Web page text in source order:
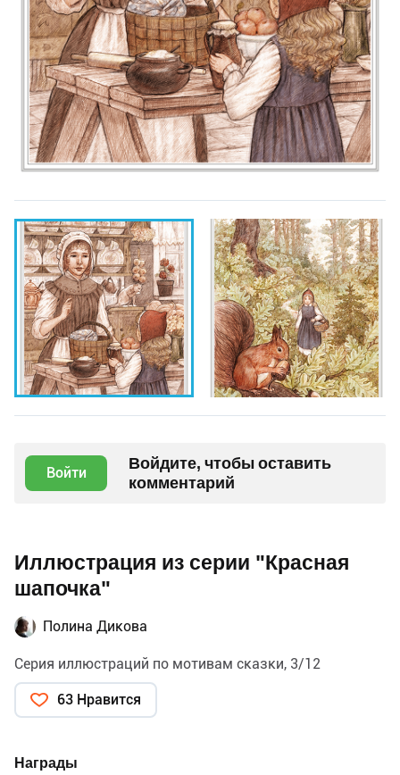
Войти
Войдите, чтобы оставить
комментарий
Иллюстрация из серии "Красная
шапочка"
Полина Дикова
Серия иллюстраций по мотивам сказки, 3/12
63 Нравится
Награды